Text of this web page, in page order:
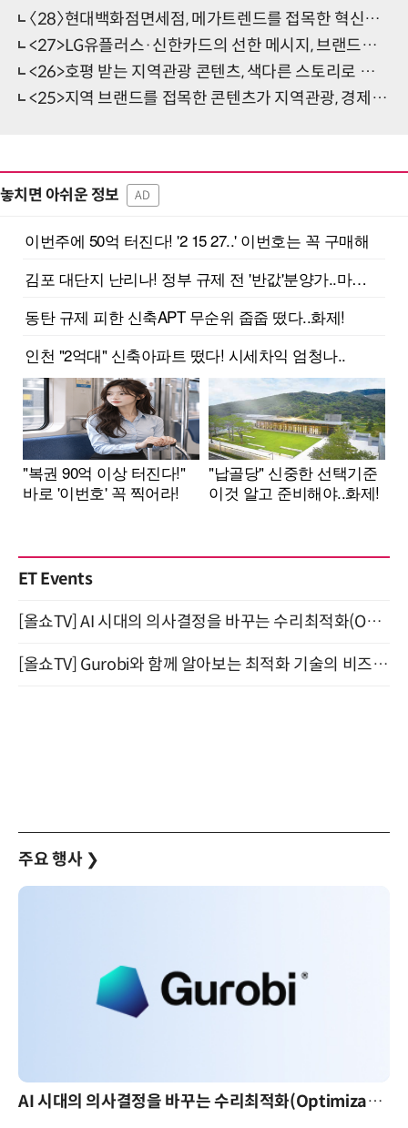
〈28〉현대백화점면세점, 메가트렌드를 접목한 혁신적인 디지털소통으로 성과 우뚝
<27>LG유플러스·신한카드의 선한 메시지, 브랜드경쟁력 강화에 새 지평 열다
<26>호평 받는 지역관광 콘텐츠, 색다른 스토리로 여정 길라잡이 톡톡
<25>지역 브랜드를 접목한 콘텐츠가 지역관광, 경제활성화 견인
놓치면 아쉬운 정보 AD
ET Events
[올쇼TV] AI 시대의 의사결정을 바꾸는 수리최적화(Optimization) 소개 (8/20 생방송)
[올쇼TV] Gurobi와 함께 알아보는 최적화 기술의 비즈니스 활용 (8월 20일 생방송)
주요 행사 ❯
AI 핀옵스 실전 세미나: 폭증하는 AI 토큰 비용 관리 전략